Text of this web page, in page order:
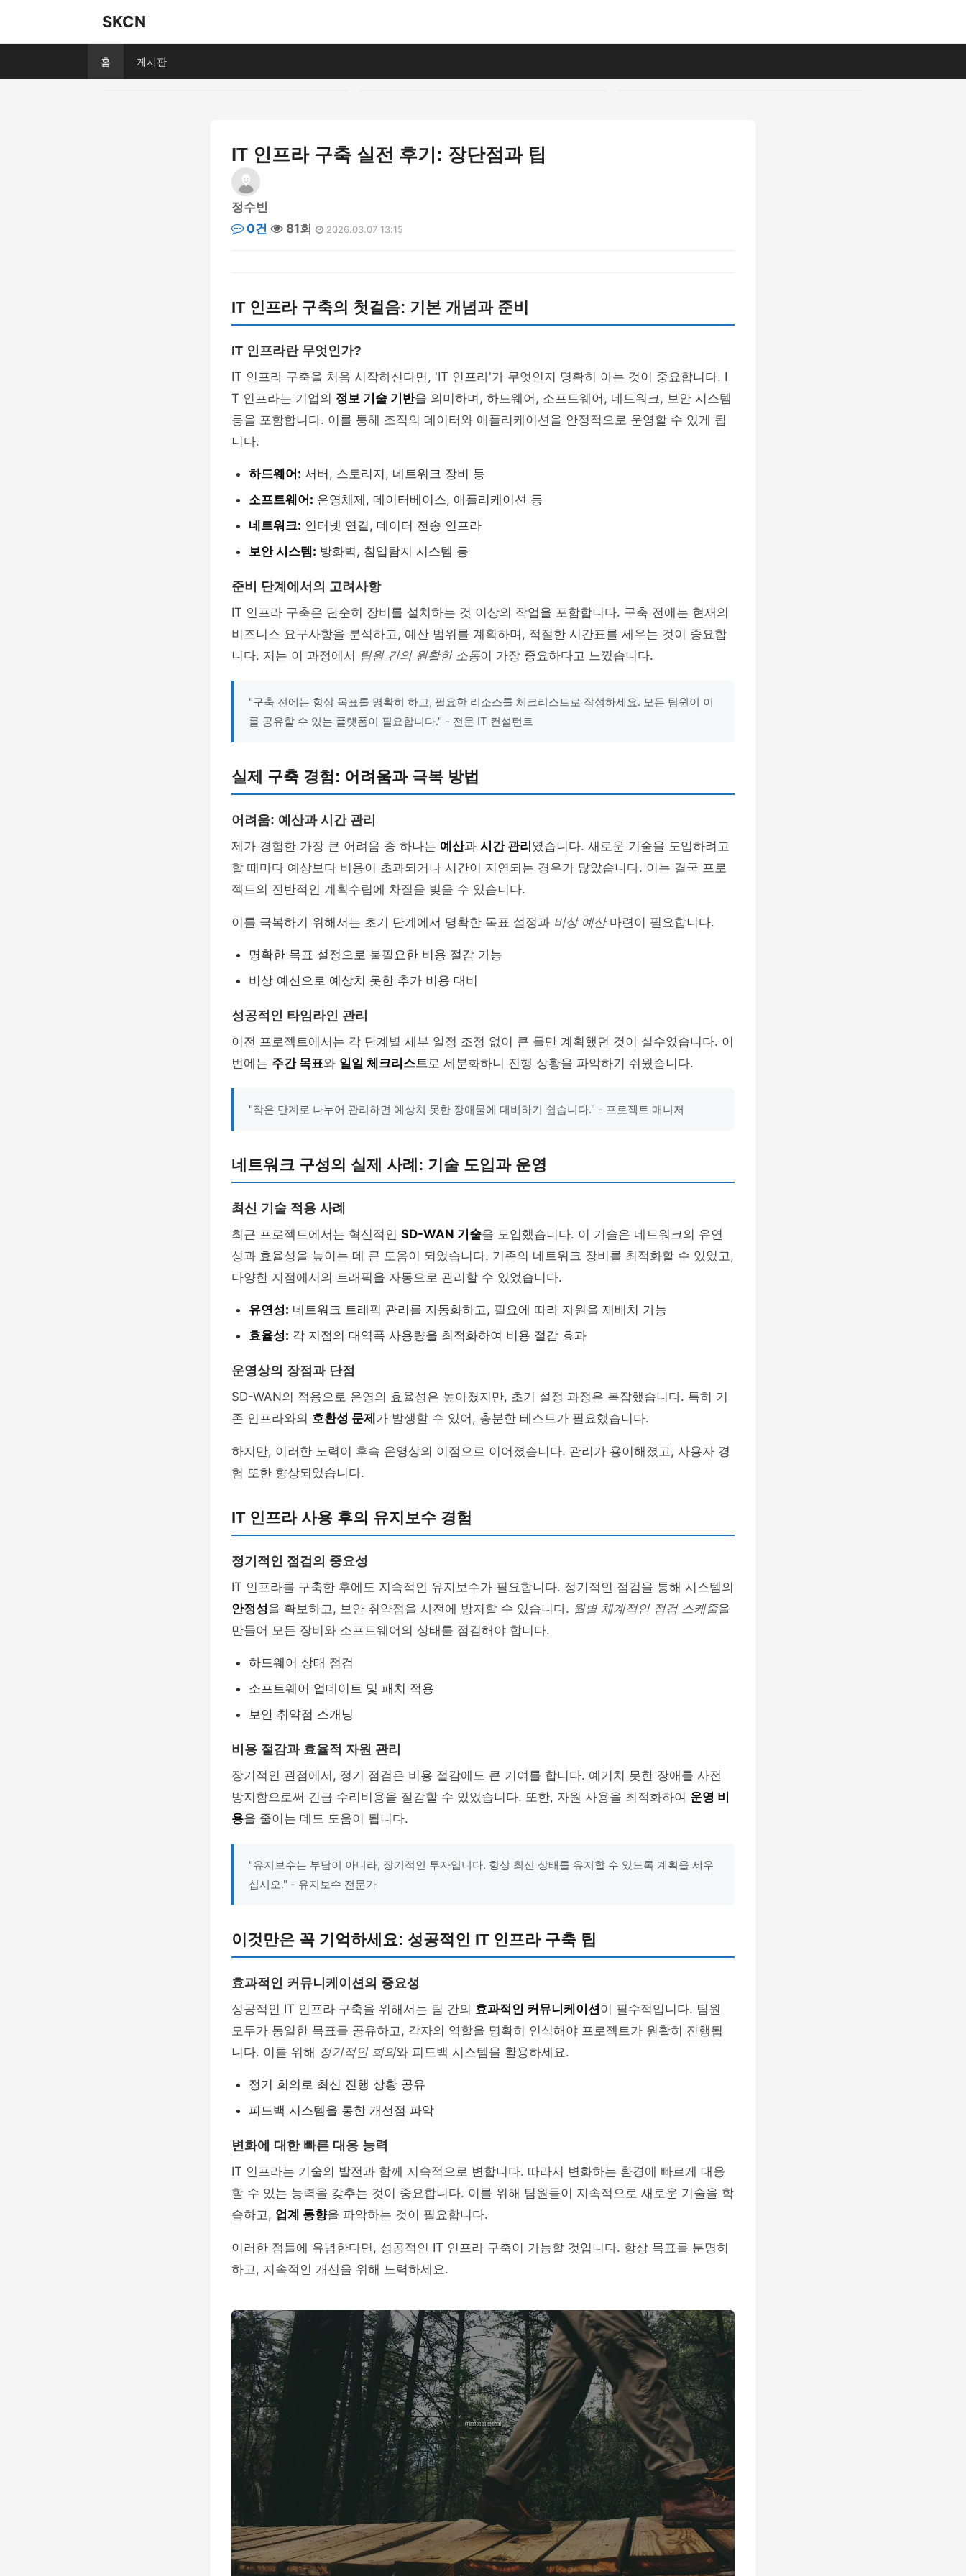
SKCN
홈 게시판
IT 인프라 구축 실전 후기: 장단점과 팁
정수빈
0건
81회 2026.03.07 13:15
IT 인프라 구축의 첫걸음: 기본 개념과 준비
IT 인프라란 무엇인가?
IT 인프라 구축을 처음 시작하신다면, 'IT 인프라'가 무엇인지 명확히 아는 것이 중요합니다. I
T 인프라는 기업의 정보 기술 기반을 의미하며, 하드웨어, 소프트웨어, 네트워크, 보안 시스템
등을 포함합니다. 이를 통해 조직의 데이터와 애플리케이션을 안정적으로 운영할 수 있게 됩
니다.
하드웨어: 서버, 스토리지, 네트워크 장비 등
소프트웨어: 운영체제, 데이터베이스, 애플리케이션 등
네트워크: 인터넷 연결, 데이터 전송 인프라
보안 시스템: 방화벽, 침입탐지 시스템 등
준비 단계에서의 고려사항
IT 인프라 구축은 단순히 장비를 설치하는 것 이상의 작업을 포함합니다. 구축 전에는 현재의
비즈니스 요구사항을 분석하고, 예산 범위를 계획하며, 적절한 시간표를 세우는 것이 중요합
니다. 저는 이 과정에서 팀원 간의 원활한 소통이 가장 중요하다고 느꼈습니다.
"구축 전에는 항상 목표를 명확히 하고, 필요한 리소스를 체크리스트로 작성하세요. 모든 팀원이 이
를 공유할 수 있는 플랫폼이 필요합니다." - 전문 IT 컨설턴트
실제 구축 경험: 어려움과 극복 방법
어려움: 예산과 시간 관리
제가 경험한 가장 큰 어려움 중 하나는 예산과 시간 관리 였습니다. 새로운 기술을 도입하려고
할 때마다 예상보다 비용이 초과되거나 시간이 지연되는 경우가 많았습니다. 이는 결국 프로
젝트의 전반적인 계획수립에 차질을 빚을 수 있습니다.
이를 극복하기 위해서는 초기 단계에서 명확한 목표 설정과 비상 예산마련이 필요합니다.
명확한 목표 설정으로 불필요한 비용 절감 가능
비상 예산으로 예상치 못한 추가 비용 대비
성공적인 타임라인 관리
이전 프로젝트에서는 각 단계별 세부 일정 조정 없이 큰 틀만 계획했던 것이 실수였습니다. 이
번에는 주간 목표와 일일 체크리스트로 세분화하니 진행 상황을 파악하기 쉬웠습니다.
"작은 단계로 나누어 관리하면 예상치 못한 장애물에 대비하기 쉽습니다." - 프로젝트 매니저
네트워크 구성의 실제 사례: 기술 도입과 운영
최신 기술 적용 사례
최근 프로젝트에서는 혁신적인 SD-WAN 기술을 도입했습니다. 이 기술은 네트워크의 유연
성과 효율성을 높이는 데 큰 도움이 되었습니다. 기존의 네트워크 장비를 최적화할 수 있었고,
다양한 지점에서의 트래픽을 자동으로 관리할 수 있었습니다.
유연성: 네트워크 트래픽 관리를 자동화하고, 필요에 따라 자원을 재배치 가능
효율성: 각 지점의 대역폭 사용량을 최적화하여 비용 절감 효과
운영상의 장점과 단점
SD-WAN의 적용으로 운영의 효율성은 높아졌지만, 초기 설정 과정은 복잡했습니다. 특히 기
존 인프라와의 호환성 문제 가 발생할 수 있어, 충분한 테스트가 필요했습니다.
하지만, 이러한 노력이 후속 운영상의 이점으로 이어졌습니다. 관리가 용이해졌고, 사용자 경
험 또한 향상되었습니다.
IT 인프라 사용 후의 유지보수 경험
정기적인 점검의 중요성
IT 인프라를 구축한 후에도 지속적인 유지보수가 필요합니다. 정기적인 점검을 통해 시스템의
안정성을 확보하고, 보안 취약점을 사전에 방지할 수 있습니다. 월별 체계적인 점검 스케줄을
만들어 모든 장비와 소프트웨어의 상태를 점검해야 합니다.
하드웨어 상태 점검
소프트웨어 업데이트 및 패치 적용
보안 취약점 스캐닝
비용 절감과 효율적 자원 관리
장기적인 관점에서, 정기 점검은 비용 절감에도 큰 기여를 합니다. 예기치 못한 장애를 사전
방지함으로써 긴급 수리비용을 절감할 수 있었습니다. 또한, 자원 사용을 최적화하여 운영 비
용을 줄이는 데도 도움이 됩니다.
"유지보수는 부담이 아니라, 장기적인 투자입니다. 항상 최신 상태를 유지할 수 있도록 계획을 세우
십시오." - 유지보수 전문가
이것만은 꼭 기억하세요: 성공적인 IT 인프라 구축 팁
효과적인 커뮤니케이션의 중요성
성공적인 IT 인프라 구축을 위해서는 팀 간의 효과적인 커뮤니케이션이 필수적입니다. 팀원
모두가 동일한 목표를 공유하고, 각자의 역할을 명확히 인식해야 프로젝트가 원활히 진행됩
니다. 이를 위해 정기적인 회의와 피드백 시스템을 활용하세요.
정기 회의로 최신 진행 상황 공유
피드백 시스템을 통한 개선점 파악
변화에 대한 빠른 대응 능력
IT 인프라는 기술의 발전과 함께 지속적으로 변합니다. 따라서 변화하는 환경에 빠르게 대응
할 수 있는 능력을 갖추는 것이 중요합니다. 이를 위해 팀원들이 지속적으로 새로운 기술을 학
습하고, 업계 동향을 파악하는 것이 필요합니다.
이러한 점들에 유념한다면, 성공적인 IT 인프라 구축이 가능할 것입니다. 항상 목표를 분명히
하고, 지속적인 개선을 위해 노력하세요.